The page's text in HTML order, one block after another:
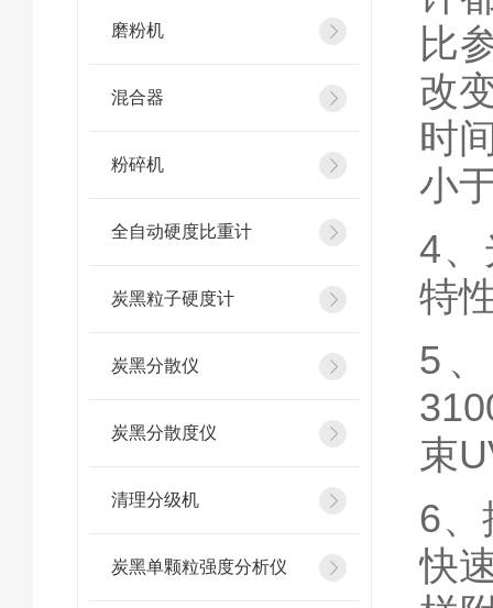
磨粉机
混合器
粉碎机
全自动硬度比重计
炭黑粒子硬度计
炭黑分散仪
炭黑分散度仪
清理分级机
炭黑单颗粒强度分析仪
比
改
时
小
4
特
5
束
6
快